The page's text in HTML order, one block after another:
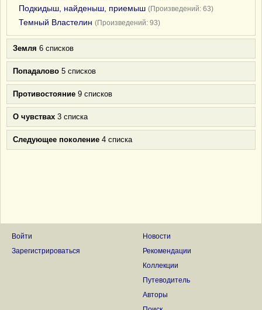
Подкидыш, найденыш, приемыш (Произведений: 63)
Темный Властелин (Произведений: 93)
Земля 6 списков
Попадалово 5 списков
Противостояние 9 списков
О чувствах 3 списка
Следующее поколение 4 списка
Войти
Зарегистрироваться
Новости
Рекомендации
Коллекции
Путеводитель
Авторы